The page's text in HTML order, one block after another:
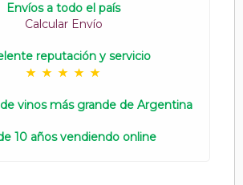
Envíos a todo el país
Calcular Envío
reputación y servicio
vinos más grande de Argentina
10 años vendiendo online